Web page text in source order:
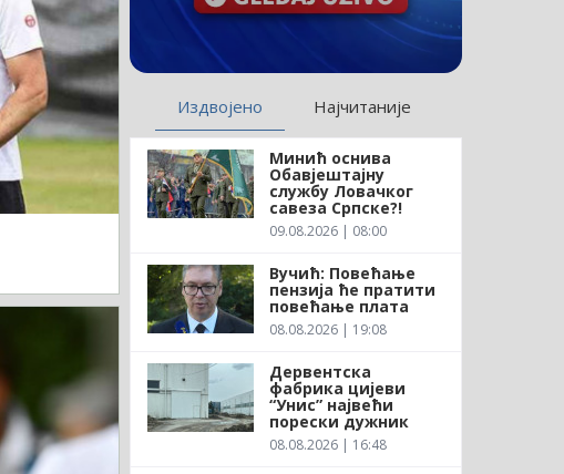
Издвојено Најчитаније
Минић оснива
Обавјештајну
службу Ловачког
савеза Српске?!
09.08.2026 | 08:00
Вучић: Повећање
пензија ће пратити
повећање плата
08.08.2026 | 19:08
Дервентска
фабрика цијеви
“Унис” највећи
порески дужник
08.08.2026 | 16:48